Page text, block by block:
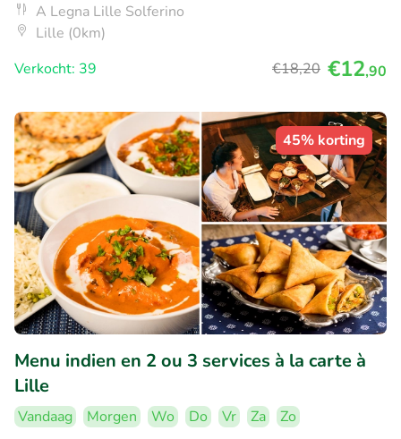
A Legna Lille Solferino
Lille (0km)
Verkocht: 39
€18,20 €12,90
45% korting
Menu indien en 2 ou 3 services à la carte à
Lille
Vandaag Morgen Wo Do Vr Za
Zo